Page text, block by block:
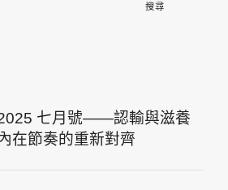
2025 七月號——認輸與滋養
在節奏的重新對齊